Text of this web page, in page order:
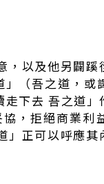
以及他另闢蹊
（吾之道，或
下去 吾之道
，拒絕商業利
」正可以呼應其